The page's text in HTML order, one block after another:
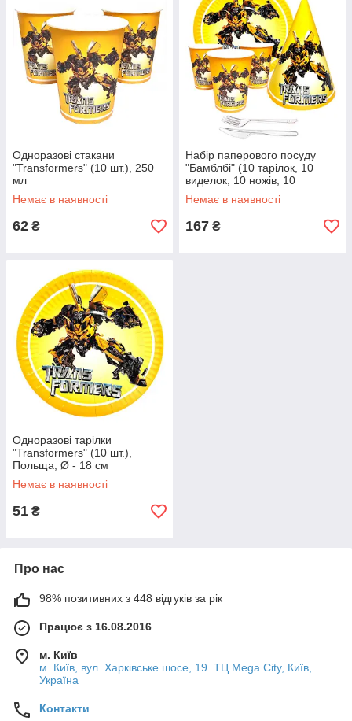
Одноразові стакани
"Transformers" (10 шт.), 250
мл
Немає в наявності
62 ₴
Набір паперового посуду
"Бамблбі" (10 тарілок, 10
виделок, 10 ножів, 10
стаканчиків, 10 ковпаків)
Немає в наявності
167 ₴
Одноразові тарілки
"Transformers" (10 шт.),
Польща, Ø - 18 см
Немає в наявності
51 ₴
Про нас
98% позитивних з 448 відгуків за рік
Працює з 16.08.2016
м. Київ
м. Київ, вул. Харківське шосе, 19. ТЦ Mega City, Київ,
Україна
Контакти